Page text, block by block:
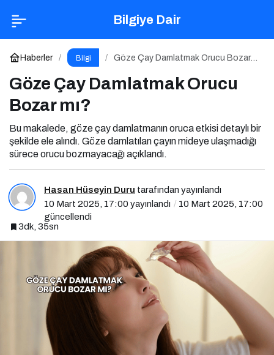
Bilgiye Dair
Haberler Bilgi
Göze Çay Damlatmak Orucu Bozar
Göze Çay Damlatmak Orucu
Bozar mı?
Bu makalede, göze çay damlatmanın oruca etkisi detaylı bir
şekilde ele alındı. Göze damlatılan çayın mideye ulaşmadığı
sürece orucu bozmayacağı açıklandı.
Hasan Hüseyin Duru tarafından yayınlandı
10 Mart 2025, 17:00 yayınlandı
10 Mart 2025, 17:00
güncellendi
3dk, 35sn
Göze Çay Damlatmak Orucu Bozar mı?